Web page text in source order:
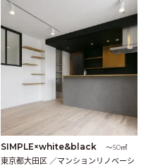
SIMPLE×white&black 〜50㎡
東京都大田区 ／マンションリノベーシ